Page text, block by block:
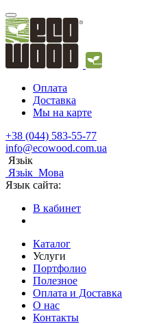
Оплата
Доставка
Мы на карте
+38 (044) 583-55-77
info@ecowood.com.ua
Язьік
Язьік Мова
Язык сайта:
В кабинет
Каталог
Услуги
Портфолио
Полезное
Оплата и Доставка
О нас
Контакты